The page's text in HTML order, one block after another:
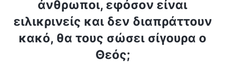
άνθρωποι, εφόσον είναι
ειλικρινείς και δεν διαπράττουν
κακό, θα τους σώσει σίγουρα ο
Θεός;